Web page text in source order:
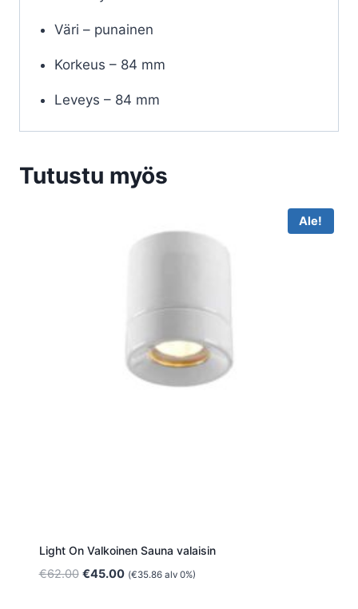
Väri – punainen
Korkeus – 84 mm
Leveys – 84 mm
Tutustu myös
Ale!
Light On Valkoinen Sauna valaisin
€62.00 Alkuperäinen
€45.00Nykyinen
(€35.86alv 0%)